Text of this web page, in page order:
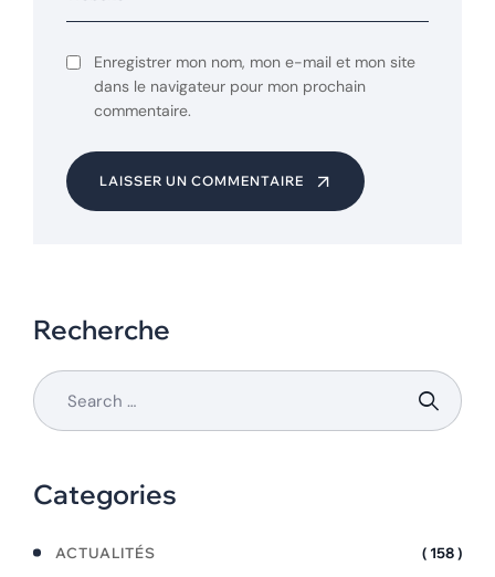
Enregistrer mon nom, mon e-mail et mon site
dans le navigateur pour mon prochain
commentaire.
LAISSER UN COMMENTAIRE
Recherche
Categories
ACTUALITÉS ( 158 )